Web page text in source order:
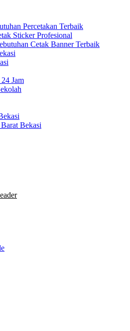
Percetakan Terbaik
Sticker Profesional
Cetak Banner Terbaik
Jam
Bekasi
Bekasi
Tempat Alamat Jasa Pusat
Utara Selatan Murah 24 Jam